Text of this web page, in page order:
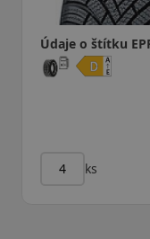
DO KOŠÍKU